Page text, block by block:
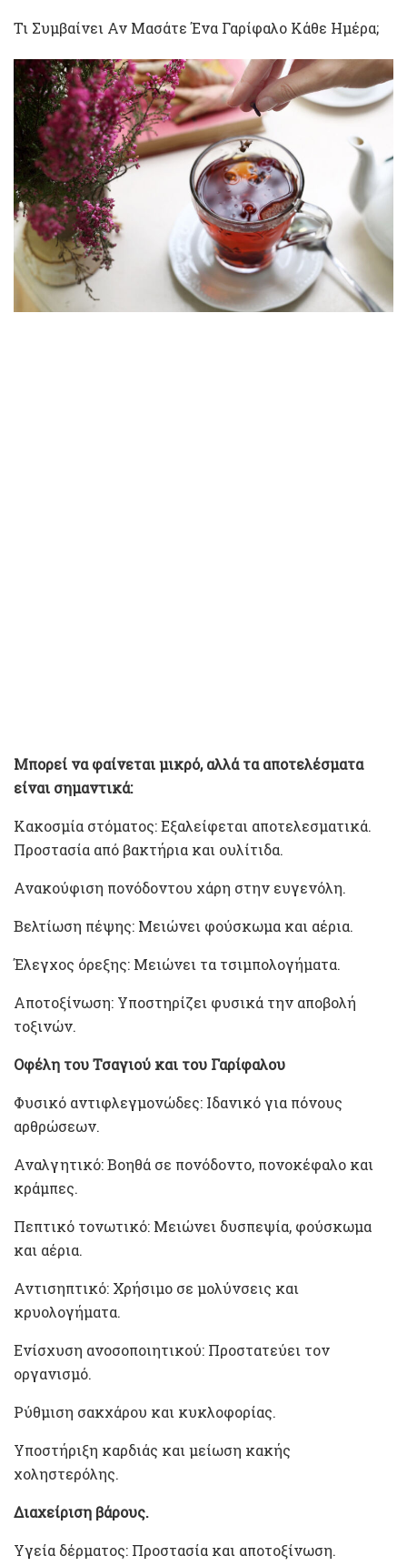
Τι Συμβαίνει Αν Μασάτε Ένα Γαρίφαλο Κάθε Ημέρα;
Μπορεί να φαίνεται μικρό, αλλά τα αποτελέσματα
είναι σημαντικά:
Κακοσμία στόματος: Εξαλείφεται αποτελεσματικά.
Προστασία από βακτήρια και ουλίτιδα.
Ανακούφιση πονόδοντου χάρη στην ευγενόλη.
Βελτίωση πέψης: Μειώνει φούσκωμα και αέρια.
Έλεγχος όρεξης: Μειώνει τα τσιμπολογήματα.
Αποτοξίνωση: Υποστηρίζει φυσικά την αποβολή
τοξινών.
Οφέλη του Τσαγιού και του Γαρίφαλου
Φυσικό αντιφλεγμονώδες: Ιδανικό για πόνους
αρθρώσεων.
Αναλγητικό: Βοηθά σε πονόδοντο, πονοκέφαλο και
κράμπες.
Πεπτικό τονωτικό: Μειώνει δυσπεψία, φούσκωμα
και αέρια.
Αντισηπτικό: Χρήσιμο σε μολύνσεις και
κρυολογήματα.
Ενίσχυση ανοσοποιητικού: Προστατεύει τον
οργανισμό.
Ρύθμιση σακχάρου και κυκλοφορίας.
Υποστήριξη καρδιάς και μείωση κακής
χοληστερόλης.
Διαχείριση βάρους.
Υγεία δέρματος: Προστασία και αποτοξίνωση.